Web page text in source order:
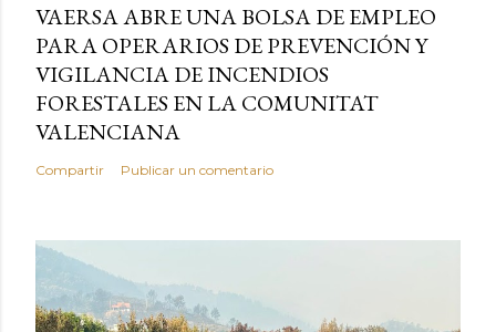
VAERSA ABRE UNA BOLSA DE EMPLEO
PARA OPERARIOS DE PREVENCIÓN Y
VIGILANCIA DE INCENDIOS
FORESTALES EN LA COMUNITAT
VALENCIANA
Compartir Publicar un comentario